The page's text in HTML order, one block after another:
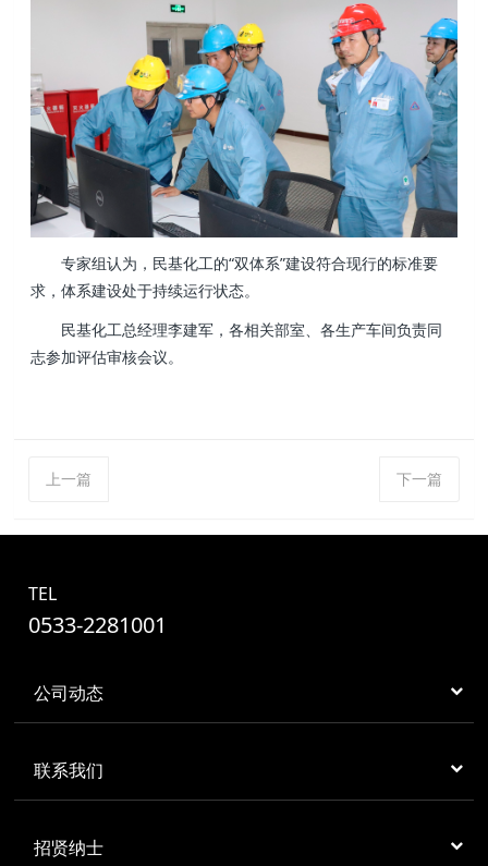
专家组认为，民基化工的“双体系”建设符合现行的标准要
求，体系建设处于持续运行状态。
民基化工总经理李建军，各相关部室、各生产车间负责同
志参加评估审核会议。
上一篇 下一篇
TEL
0533-2281001
公司动态
联系我们
招贤纳士